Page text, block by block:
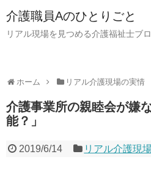
介護職員Aのひとりごと
リアル現場を見つめる介護福祉士ブ
ホーム リアル介護現場の実情
介護事業所の親睦会が嫌
能？」
2019/6/14 リアル介護現